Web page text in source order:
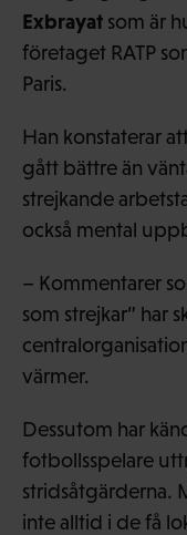
Exbrayat som är
företaget RATP
Paris.
Han konstaterar
gått bättre än
strejkande
också mental
– Kommentarer
som strejkar” har
värmer.
Dessutom har
fotbollsspelare
stridsåtgärderna.
inte alltid i de få